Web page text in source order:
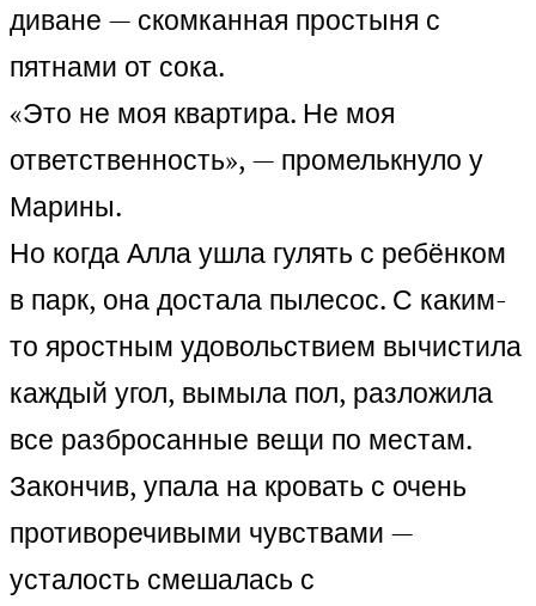
диване — скомканная простыня с
пятнами от сока.
«Это не моя квартира. Не моя
ответственность», — промелькнуло у
Марины.
Но когда Алла ушла гулять с ребёнком
в парк, она достала пылесос. С каким-
то яростным удовольствием вычистила
каждый угол, вымыла пол, разложила
все разбросанные вещи по местам.
Закончив, упала на кровать с очень
противоречивыми чувствами —
усталость смешалась с